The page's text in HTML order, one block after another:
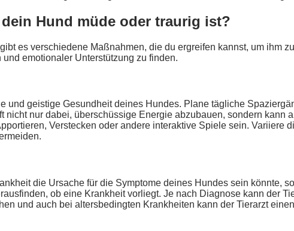
Hund müde oder traurig ist?
es verschiedene Maßnahmen, die du ergreifen kannst, um ihm
emotionaler Unterstützung zu finden.
und geistige Gesundheit deines Hundes. Plane tägliche
nur dabei, überschüssige Energie abzubauen, sondern kann
Verstecken oder andere interaktive Spiele sein. Variiere
die Ursache für die Symptome deines Hundes sein könnte,
ob eine Krankheit vorliegt. Je nach Diagnose kann der
und auch bei altersbedingten Krankheiten kann der Tierarzt